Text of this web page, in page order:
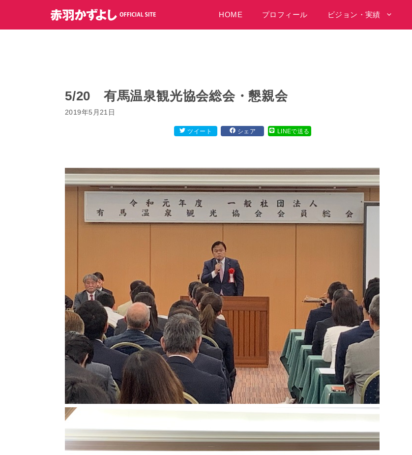
テ
HOME プロフィール ビジョン・実績
5/20 有馬温泉観光協会総会・懇親会
2019年5月21日
ツイート シェア LINEで送る